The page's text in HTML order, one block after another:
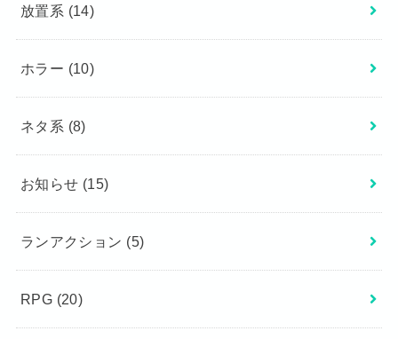
放置系 (14)
ホラー (10)
ネタ系 (8)
お知らせ (15)
ランアクション (5)
RPG (20)